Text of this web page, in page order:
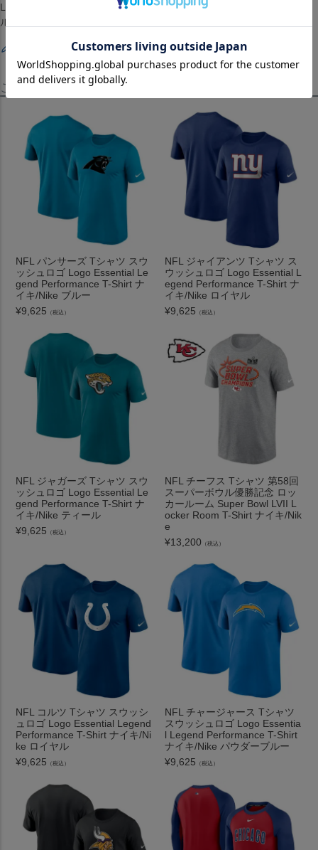
Long Sleeve T-Shirt][Los Angeles Rams][Black][アメリカンフットボー
ル アメフト]
レビューを書く
この商品を見たお客様はこちらも見ています！
NFL パンサーズ Tシャツ スウ
ッシュロゴ Logo Essential Le
gend Performance T-Shirt ナ
イキ/Nike ブルー
¥9,625 （税込）
NFL ジャイアンツ Tシャツ ス
ウッシュロゴ Logo Essential L
egend Performance T-Shirt ナ
イキ/Nike ロイヤル
¥9,625 （税込）
NFL ジャガーズ Tシャツ スウ
ッシュロゴ Logo Essential Le
gend Performance T-Shirt ナ
イキ/Nike ティール
¥9,625 （税込）
NFL チーフス Tシャツ 第58回
スーパーボウル優勝記念 ロッ
カールーム Super Bowl LVII L
ocker Room T-Shirt ナイキ/Nik
e
¥13,200 （税込）
NFL コルツ Tシャツ スウッシ
ュロゴ Logo Essential Legend
Performance T-Shirt ナイキ/Ni
ke ロイヤル
¥9,625 （税込）
NFL チャージャース Tシャツ
スウッシュロゴ Logo Essentia
l Legend Performance T-Shirt
ナイキ/Nike パウダーブルー
¥9,625 （税込）